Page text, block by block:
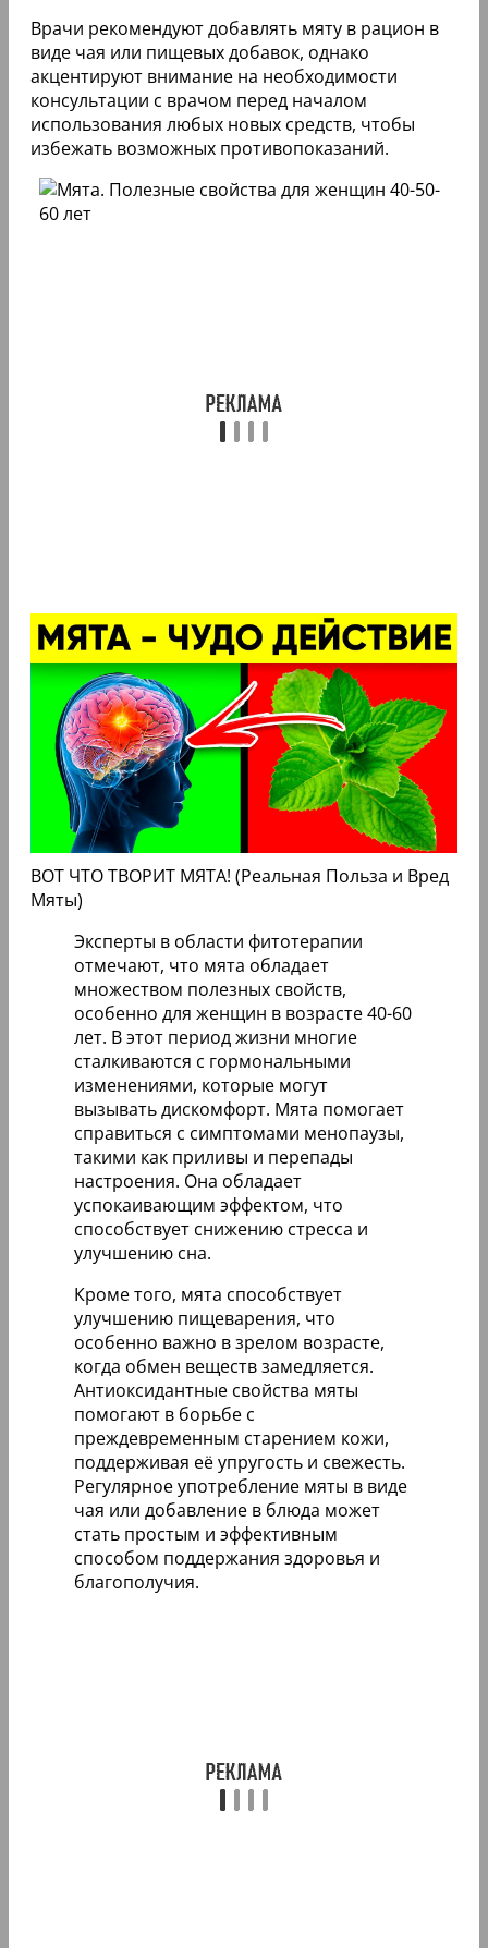
Врачи рекомендуют добавлять мяту в рацион в
виде чая или пищевых добавок, однако
акцентируют внимание на необходимости
консультации с врачом перед началом
использования любых новых средств, чтобы
избежать возможных противопоказаний.
ВОТ ЧТО ТВОРИТ МЯТА! (Реальная Польза и Вред
Мяты)
Эксперты в области фитотерапии
отмечают, что мята обладает
множеством полезных свойств,
особенно для женщин в возрасте 40-60
лет. В этот период жизни многие
сталкиваются с гормональными
изменениями, которые могут
вызывать дискомфорт. Мята помогает
справиться с симптомами менопаузы,
такими как приливы и перепады
настроения. Она обладает
успокаивающим эффектом, что
способствует снижению стресса и
улучшению сна.
Кроме того, мята способствует
улучшению пищеварения, что
особенно важно в зрелом возрасте,
когда обмен веществ замедляется.
Антиоксидантные свойства мяты
помогают в борьбе с
преждевременным старением кожи,
поддерживая её упругость и свежесть.
Регулярное употребление мяты в виде
чая или добавление в блюда может
стать простым и эффективным
способом поддержания здоровья и
благополучия.